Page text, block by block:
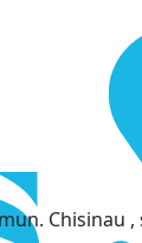
mun. Chisinau